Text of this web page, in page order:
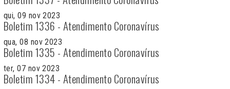
qui, 09 nov 2023
Boletim 1336 - Atendimento Coronavírus
qua, 08 nov 2023
Boletim 1335 - Atendimento Coronavírus
ter, 07 nov 2023
Boletim 1334 - Atendimento Coronavírus